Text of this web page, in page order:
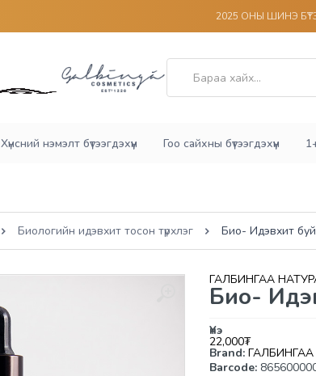
2025 ОНЫ ШИНЭ
Хүнсний нэмэлт бүтээгдэхүүн Гоо сайхны бүтээгдэхүүн
Биологийн идэвхит тосон түрхлэг Био- Идэвхит
ГАЛБИНГАА
Био-
Үнэ
22,000₮
Brand:
Barcode: